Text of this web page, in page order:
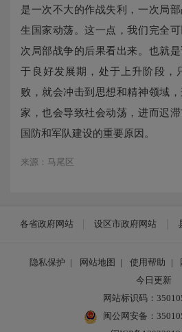
是一次不大的作战失利，一次局
生国家动荡。这一点，我们完全
次局部战争的后果看出来。也就
于良好发展期，处于上升阶段，
败，就会冲击到思想和精神领域
家，也会导致社会动荡，进而迟
国防和军队建设的重要原因。
来源：马尾区
各省政府网站 设区市政府网站
隐私保护 | 网站地图 | 使用帮助 |
今日更新
网站标识码：
闽公网安备：